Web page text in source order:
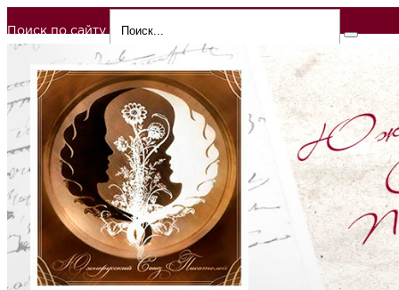
Поиск по сайту